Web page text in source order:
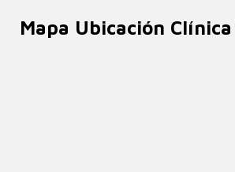
Mapa Ubicación Clínica